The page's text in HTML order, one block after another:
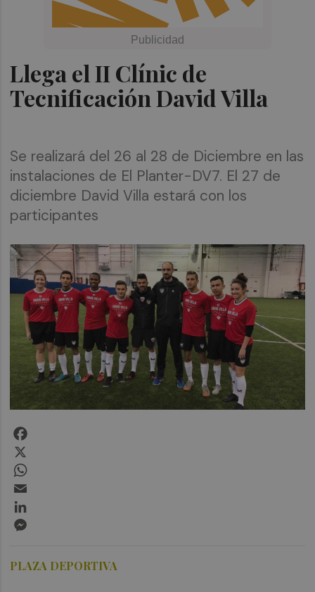
Llega el II Clínic de
Tecnificación David Villa
Se realizará del 26 al 28 de Diciembre en las
instalaciones de El Planter-DV7. El 27 de
diciembre David Villa estará con los
participantes
PLAZA DEPORTIVA